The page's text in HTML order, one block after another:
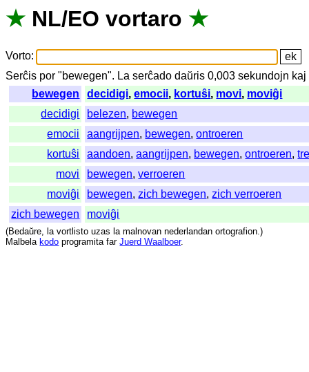
★ NL/EO vortaro ★
Vorto:
Serĉis por "bewegen". La serĉado daŭris 0,003sekundojn kaj
bewegen
decidigi,emocii, kortuŝi, movi, moviĝi
decidigi
belezen, bewegen
emocii
aangrijpen, bewegen,ontroeren
kortuŝi
aandoen,aangrijpen, bewegen,ontroeren,
movi
bewegen,verroeren
moviĝi
bewegen,zich bewegen,zich verroeren
zich bewegen
moviĝi
(Bedaŭre, la vortlisto uzas la malnovan nederlandan ortografion.)
Malbela kodo programita far Juerd Waalboer.